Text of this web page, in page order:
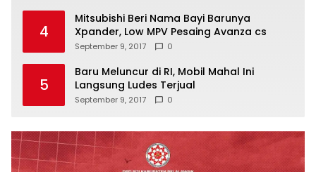
4
Mitsubishi Beri Nama Bayi Barunya
Xpander, Low MPV Pesaing Avanza cs
September 9, 2017 0
5
Baru Meluncur di RI, Mobil Mahal Ini
Langsung Ludes Terjual
September 9, 2017 0